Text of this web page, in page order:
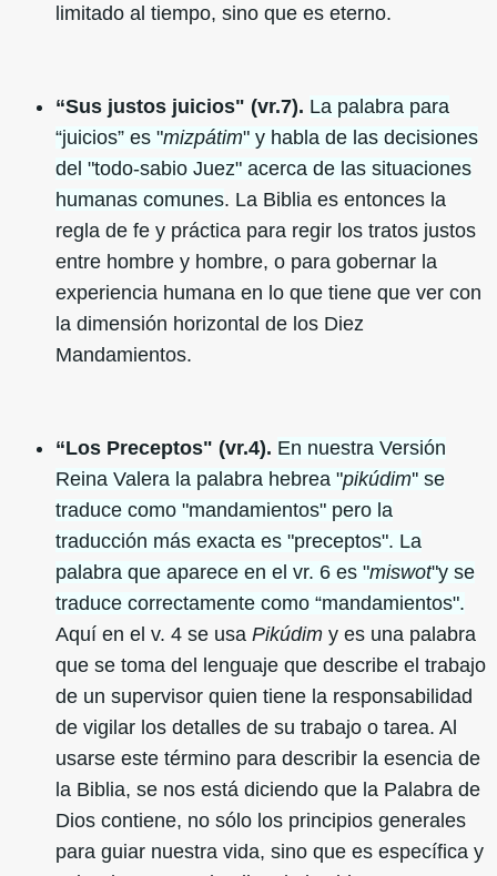
limitado al tiempo, sino que es eterno.
“Sus justos juicios" (vr.7). La palabra para
“juicios” es "mizpátim" y habla de las decisiones
del "todo-sabio Juez" acerca de las situaciones
humanas comunes. La Biblia es entonces la
regla de fe y práctica para regir los tratos justos
entre hombre y hombre, o para gobernar la
experiencia humana en lo que tiene que ver con
la dimensión horizontal de los Diez
Mandamientos.
“Los Preceptos" (vr.4). En nuestra Versión
Reina Valera la palabra hebrea "pikúdim'' se
traduce como "mandamientos" pero la
traducción más exacta es "preceptos". La
palabra que aparece en el vr. 6 es "miswot"y se
traduce correctamente como “mandamientos".
Aquí en el v. 4 se usa Pikúdim y es una palabra
que se toma del lenguaje que describe el trabajo
de un supervisor quien tiene la responsabilidad
de vigilar los detalles de su trabajo o tarea. Al
usarse este término para describir la esencia de
la Biblia, se nos está diciendo que la Palabra de
Dios contiene, no sólo los principios generales
para guiar nuestra vida, sino que es específica y